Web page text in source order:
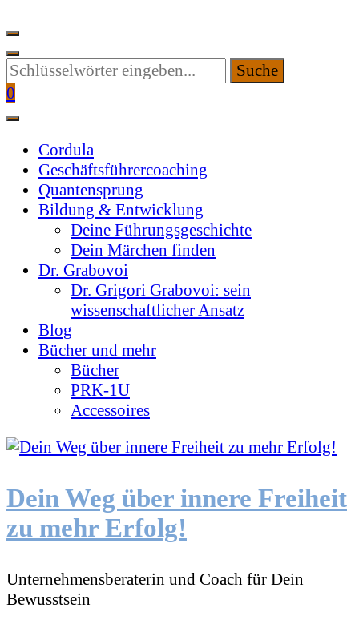
Suchen
Sie
etwas?
0
Cordula
Geschäftsführercoaching
Quantensprung
Bildung & Entwicklung
Deine Führungsgeschichte
Dein Märchen finden
Dr. Grabovoi
Dr. Grigori Grabovoi: sein
wissenschaftlicher Ansatz
Blog
Bücher und mehr
Bücher
PRK-1U
Accessoires
Dein Weg über innere Freiheit
zu mehr Erfolg!
Unternehmensberaterin und Coach für Dein
Bewusstsein